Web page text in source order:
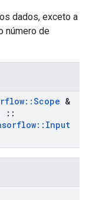
dados, exceto a
número de
::Scope &
::
:: Input